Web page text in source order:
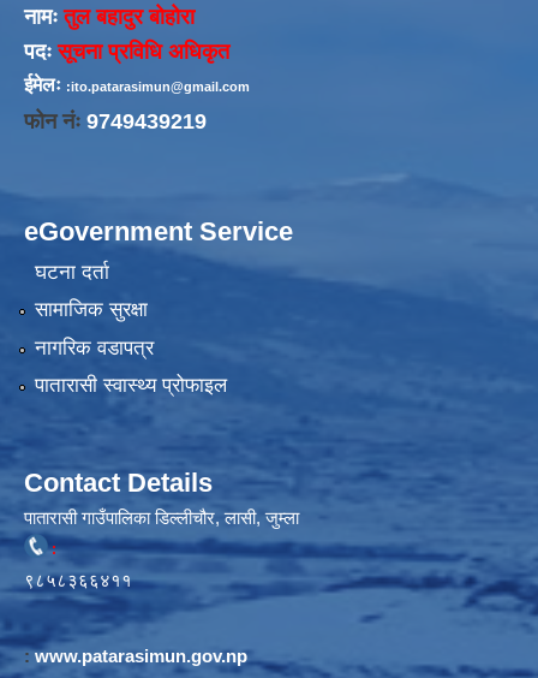
नामःतुल बहादुर बोहोरा
पदःसूचना प्रविधि अधिकृत
ईमेलः :ito.patarasimun@gmail.com
फोन नंः 9749439219
eGovernment Service
घटना दर्ता
सामाजिक सुरक्षा
नागरिक वडापत्र
पातारासी स्वास्थ्य प्रोफाइल
Contact Details
पातारासी गाउँपालिका डिल्लीचौर, लासी, जुम्ला
:
९८५८३६६४११
:www.patarasimun.gov.np